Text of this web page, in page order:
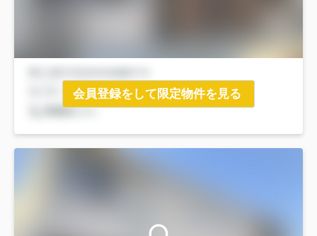
会員登録をして限定物件を見る